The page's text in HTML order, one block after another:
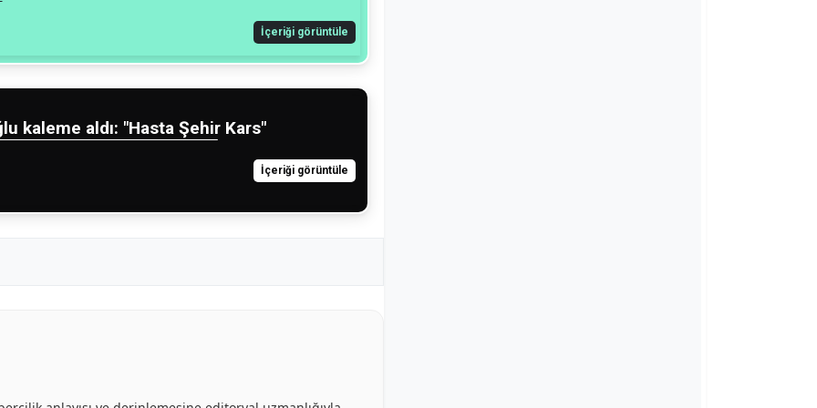
İçeriği görüntüle
kaleme aldı: "Hasta Şehir Kars"
İçeriği görüntüle